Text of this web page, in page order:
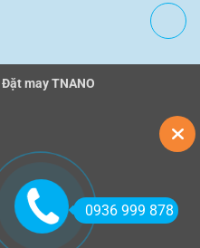
Đặt may TNANO
0936 999 878